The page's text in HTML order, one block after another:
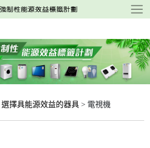
選擇具能源效益的器具 > 電視機